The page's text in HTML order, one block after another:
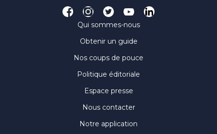
Qui sommes-nous
Obtenir un guide
Nos coups de pouce
Politique éditoriale
Espace presse
Nous contacter
Notre application